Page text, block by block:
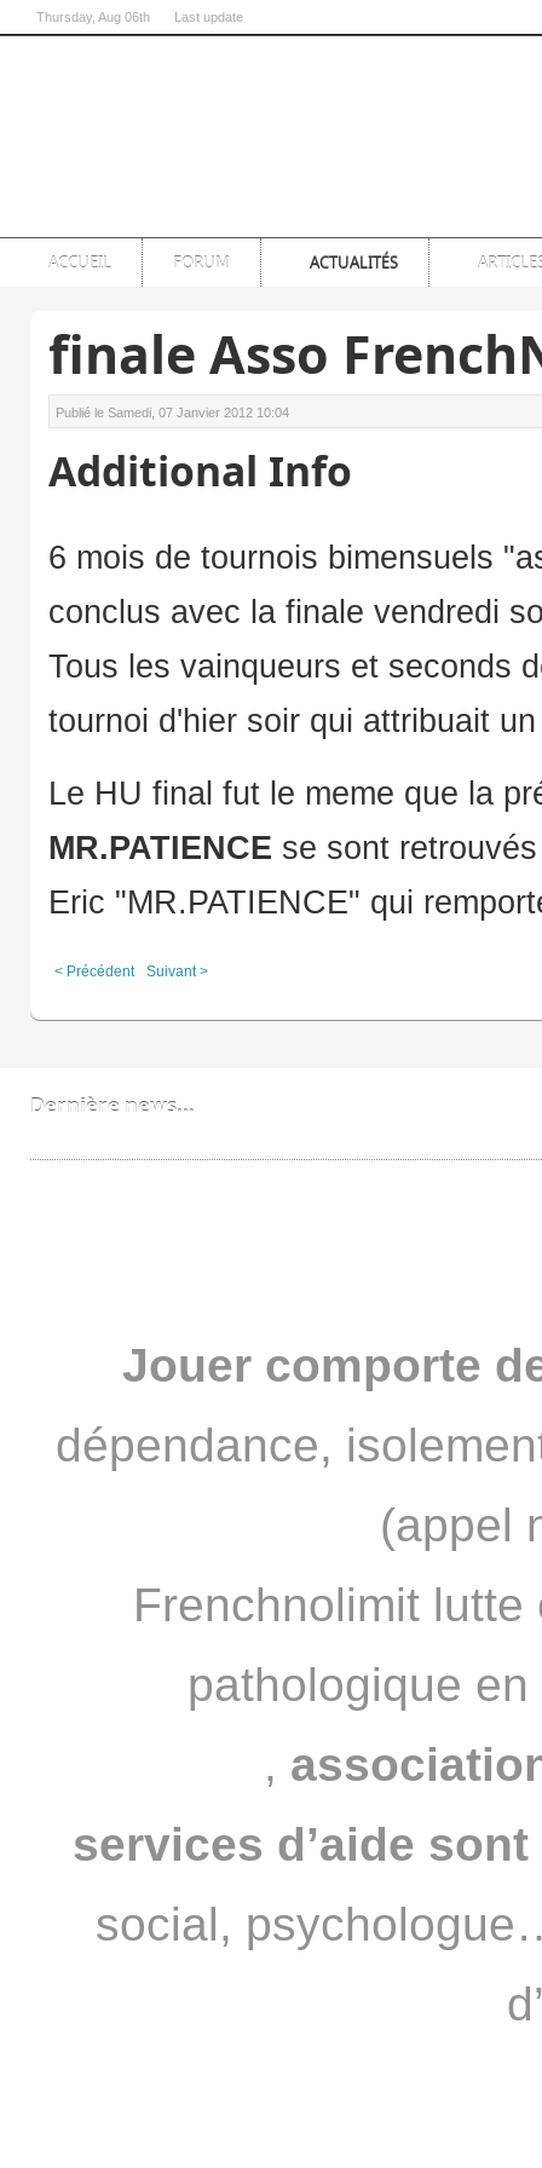
Thursday, Aug 06th Last update
ACCUEIL FORUM ACTUALITÉS
finale Asso
Publié le Samedi, 07 Janvier 2012 10:04
Additional Info
6 mois de tournois bimensuels
conclus avec la finale vendredi
Tous les vainqueurs et seconds
tournoi d'hier soir qui attribuait
Le HU final fut le meme que la
MR.PATIENCE se sont
Eric "MR.PATIENCE" qui
< Précédent Suivant >
Dernière news...
Jouer comporte
dépendance,
(appel
Frenchnolimit
pathologique
,
services d’aide
social,